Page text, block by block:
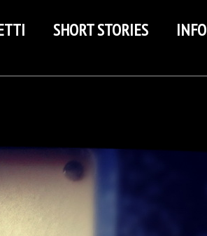
SHORT STORIES INFO